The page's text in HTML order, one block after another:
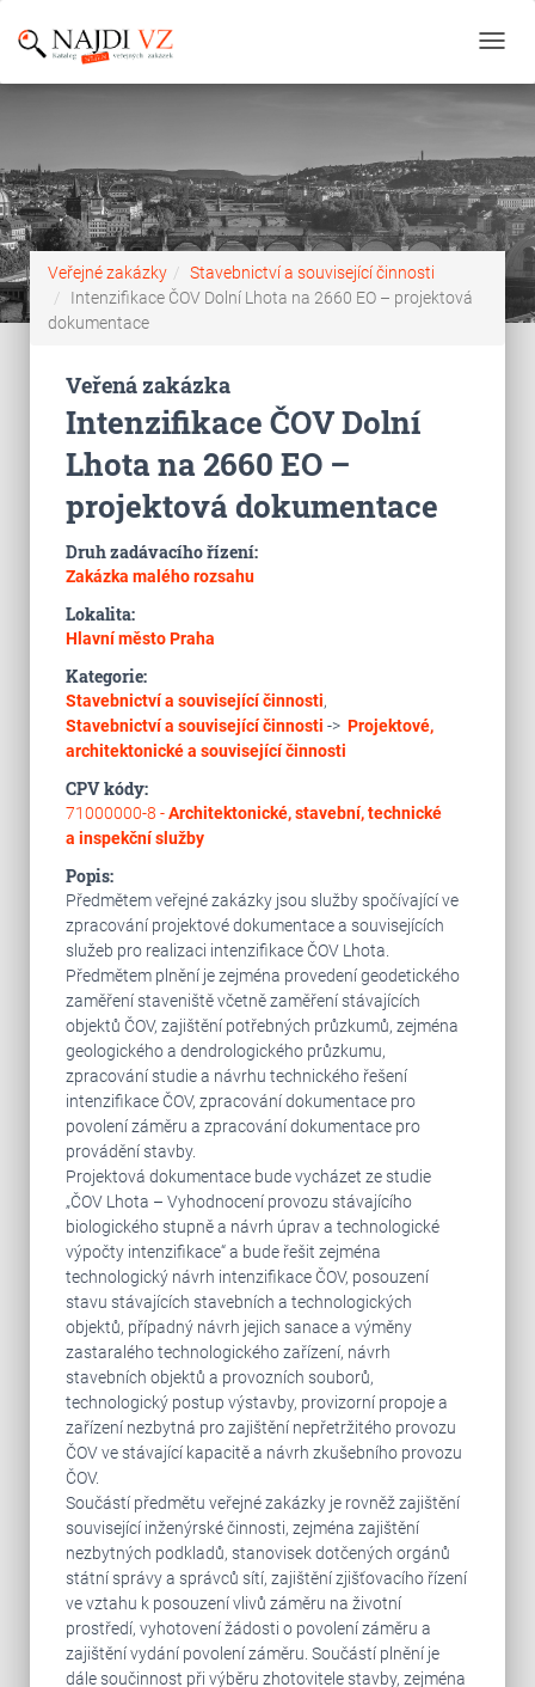
Veřejné zakázky
Stavebnictví a související činnosti
Intenzifikace ČOV Dolní Lhota na 2660 EO – projektová
dokumentace
Veřená zakázka
Intenzifikace ČOV Dolní
Lhota na 2660 EO –
projektová dokumentace
Druh zadávacího řízení:
Zakázka malého rozsahu
Lokalita:
Hlavní město Praha
Kategorie:
Stavebnictví a související činnosti,
Stavebnictví a související činnosti -> Projektové,
architektonické a související činnosti
CPV kódy:
71000000-8 -Architektonické, stavební, technické
a inspekční služby
Popis:
Předmětem veřejné zakázky jsou služby spočívající ve
zpracování projektové dokumentace a souvisejících
služeb pro realizaci intenzifikace ČOV Lhota.
Předmětem plnění je zejména provedení geodetického
zaměření staveniště včetně zaměření stávajících
objektů ČOV, zajištění potřebných průzkumů, zejména
geologického a dendrologického průzkumu,
zpracování studie a návrhu technického řešení
intenzifikace ČOV, zpracování dokumentace pro
povolení záměru a zpracování dokumentace pro
provádění stavby.
Projektová dokumentace bude vycházet ze studie
„ČOV Lhota – Vyhodnocení provozu stávajícího
biologického stupně a návrh úprav a technologické
výpočty intenzifikace“ a bude řešit zejména
technologický návrh intenzifikace ČOV, posouzení
stavu stávajících stavebních a technologických
objektů, případný návrh jejich sanace a výměny
zastaralého technologického zařízení, návrh
stavebních objektů a provozních souborů,
technologický postup výstavby, provizorní propoje a
zařízení nezbytná pro zajištění nepřetržitého provozu
ČOV ve stávající kapacitě a návrh zkušebního provozu
ČOV.
Součástí předmětu veřejné zakázky je rovněž zajištění
související inženýrské činnosti, zejména zajištění
nezbytných podkladů, stanovisek dotčených orgánů
státní správy a správců sítí, zajištění zjišťovacího řízení
ve vztahu k posouzení vlivů záměru na životní
prostředí, vyhotovení žádosti o povolení záměru a
zajištění vydání povolení záměru. Součástí plnění je
dále součinnost při výběru zhotovitele stavby, zejména